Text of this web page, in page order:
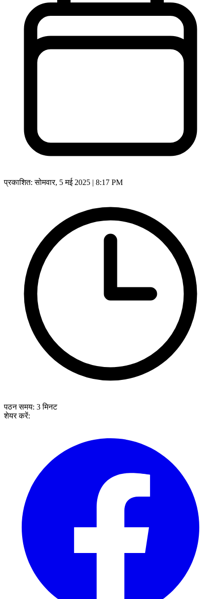
प्रकाशित:सोमवार, 5 मई 2025 | 8:17 PM
पठन समय: 3मिनट
शेयर करें: